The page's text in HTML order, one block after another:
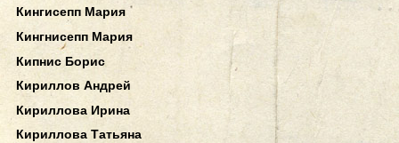
Кингисепп Мария
Кингнисепп Мария
Кипнис Борис
Кириллов Андрей
Кириллова Ирина
Кириллова Татьяна